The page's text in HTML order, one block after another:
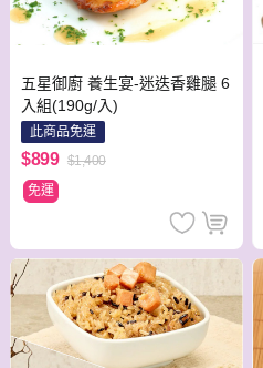
五星御廚 養生宴-迷迭香雞腿 6
入組(190g/入)
此商品免運
$899 $1,400
免運